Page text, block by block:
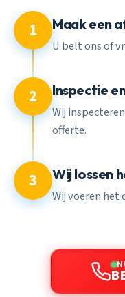
1 Maak een
U belt ons of
2 Inspectie
Wij
offerte.
3 Wij lossen
Wij voeren